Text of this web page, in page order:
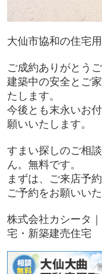
大仙市協和の住宅
ご成約ありがとう
建築中の安全とご
たします。
今後とも末永いお
願いいたします。
すまい探しのご相
ん。無料です。
まずは、ご来店予
ご予約をお願いいた
株式会社カシータ
宅・新築建売住宅